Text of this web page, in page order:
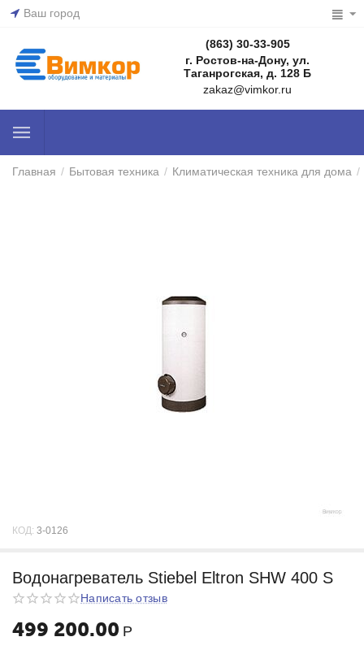
Ваш город
(863) 30-33-905
г. Ростов-на-Дону, ул.
Таганрогская, д. 128 Б
zakaz@vimkor.ru
Главная / Бытовая техника / Климатическая техника для дома /
КОД: 3-0126
Водонагреватель Stiebel Eltron SHW 400 S
Написать отзыв
499 200.00 Р